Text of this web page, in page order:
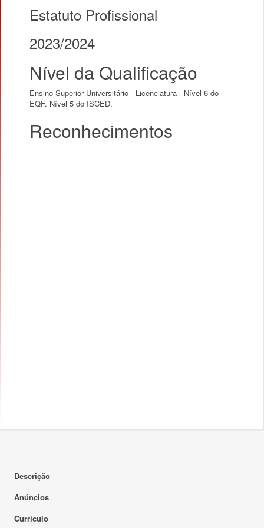
Estatuto Profissional
2023/2024
Nível da Qualificação
Ensino Superior Universitário - Licenciatura - Nível 6 do
EQF. Nível 5 do ISCED.
Reconhecimentos
Descrição
Anúncios
Currículo